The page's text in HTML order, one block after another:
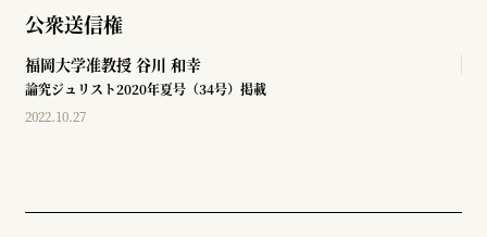
公衆送信権
福岡大学准教授 谷川 和幸
論究ジュリスト2020年夏号（34号）掲載
2022.10.27